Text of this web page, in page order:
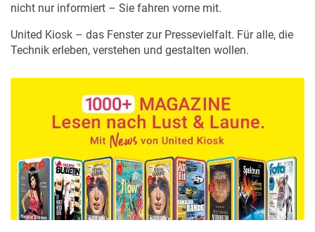
nicht nur informiert – Sie fahren vorne mit.
United Kiosk – das Fenster zur Pressevielfalt. Für alle, die
Technik erleben, verstehen und gestalten wollen.